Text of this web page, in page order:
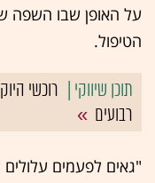
על האופן שבו
הטיפול.
רוכשי
רבועים
"גאים לפעמים